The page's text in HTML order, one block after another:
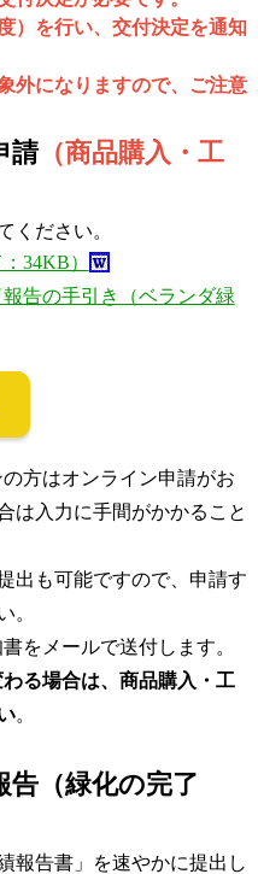
）を行い、交付決定を通知
外になりますので、ご注意
請（商品購入・工
ください。
34KB）
告の手引き（ベランダ緑
方はオンライン申請がお
は入力に手間がかかること
出も可能ですので、申請す
。
をメールで送付します。
る場合は、商品購入・工
。
告（緑化の完了
報告書」を速やかに提出し